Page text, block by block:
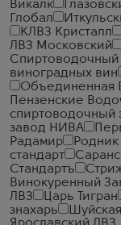
Викалк
Глобал
КЛВЗ Кристалл
ЛВЗ Московский
Спиртоводочный
виноградных вин
Объединенная
Пензенские
спиртоводочный
завод НИВА
Радамир
стандарт
Стандартъ
Винокуренный
ЛВЗ
Царь Тигран
знахарь